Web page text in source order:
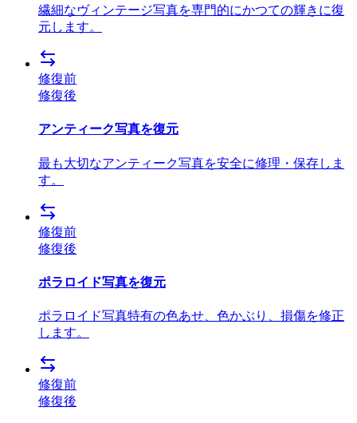
繊細なヴィンテージ写真を専門的にかつての輝きに復
元します。
修復前
修復後
アンティーク写真を復元
最も大切なアンティーク写真を安全に修理・保存しま
す。
修復前
修復後
ポラロイド写真を復元
ポラロイド写真特有の色あせ、色かぶり、損傷を修正
します。
修復前
修復後